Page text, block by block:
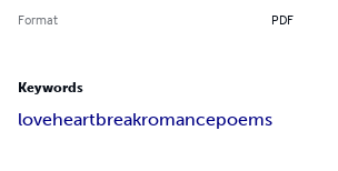
Format PDF
Keywords
loveheartbreakromancepoems